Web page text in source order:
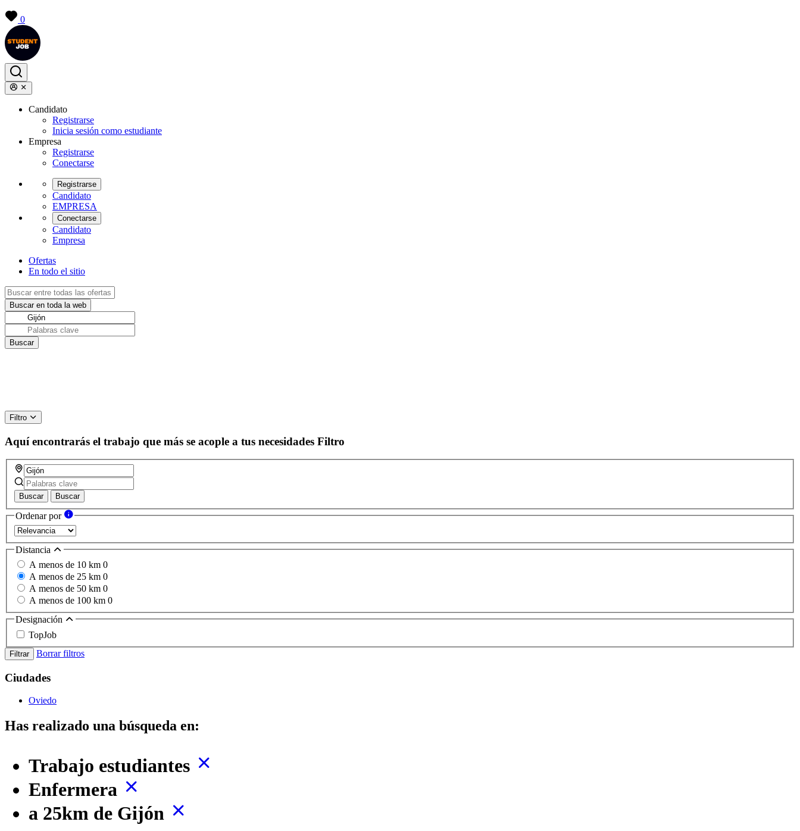
0
Candidato
Registrarse
Inicia sesión como estudiante
Empresa
Registrarse
Conectarse
Registrarse
Candidato
EMPRESA
Conectarse
Candidato
Empresa
Ofertas
En todo el sitio
Filtro
Aquí encontrarás el trabajo que más se acople a tus necesidades Filtro
Buscar Buscar
Ordenar por
Distancia
A menos de 10 km 0
A menos de 25 km 0
A menos de 50 km 0
A menos de 100 km 0
Designación
TopJob
Filtrar Borrar filtros
Ciudades
Oviedo
Has realizado una búsqueda en:
Trabajo estudiantes
Enfermera
a 25km de Gijón